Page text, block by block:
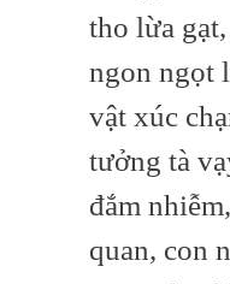
tho lừa
ngon ngọt
vật xúc
tưởng tà
đắm
quan, con